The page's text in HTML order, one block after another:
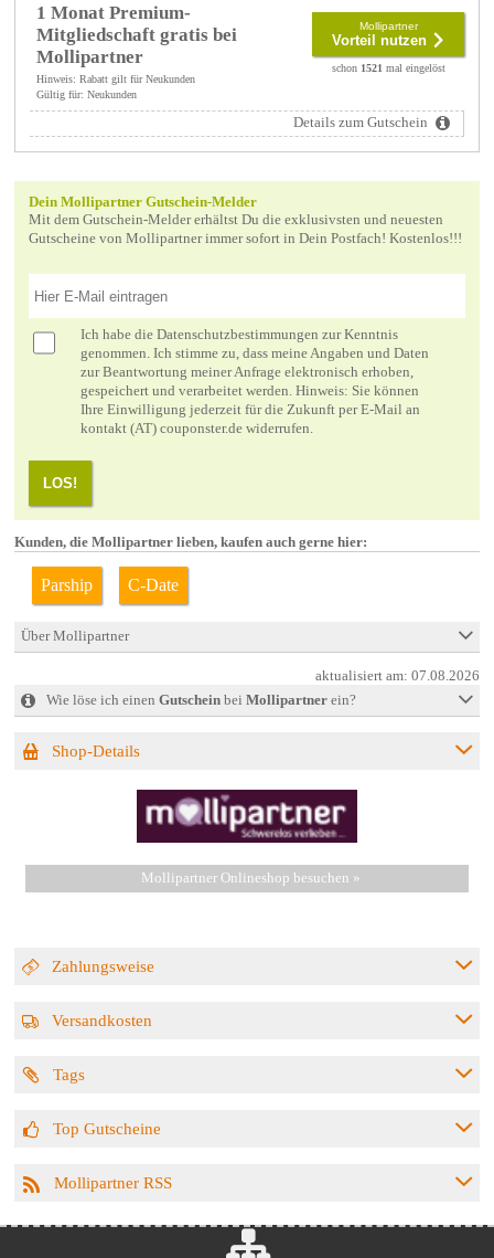
1 Monat Premium-
Mitgliedschaft gratis bei
Mollipartner
Hinweis: Rabatt gilt für Neukunden
Gültig für: Neukunden
Mollipartner
Vorteil nutzen
schon 1521 mal eingelöst
Details zum Gutschein
Dein Mollipartner Gutschein-Melder
Mit dem Gutschein-Melder erhältst Du die exklusivsten und neuesten
Gutscheine von Mollipartner immer sofort in Dein Postfach! Kostenlos!!!
Ich habe die Datenschutzbestimmungen zur Kenntnis
genommen. Ich stimme zu, dass meine Angaben und Daten
zur Beantwortung meiner Anfrage elektronisch erhoben,
gespeichert und verarbeitet werden. Hinweis: Sie können
Ihre Einwilligung jederzeit für die Zukunft per E-Mail an
kontakt (AT) couponster.de widerrufen.
LOS!
Kunden, die Mollipartner lieben, kaufen auch gerne hier:
Parship C-Date
Über Mollipartner
aktualisiert am:07.08.2026
Wie löse ich einen Gutscheinbei Mollipartnerein?
Shop-Details
Mollipartner Onlineshop besuchen »
Zahlungsweise
Versandkosten
Tags
Top Gutscheine
Mollipartner RSS